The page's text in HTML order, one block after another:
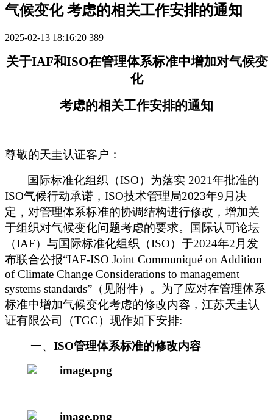
气候变化 考虑的相关工作安排的通知
2025-02-13 18:16:20 389
关于IAF和ISO在管理体系标准中增加对气候变
化
考虑的相关工作安排的通知
尊敬的天圭认证客户 ：
国际标准化组织（ISO）为落实 2021年批准的
ISO气候行动承诺，ISO技术管理局2023年9月决
定，对管理体系标准的协调结构进行修改，增加关
于组织对气候变化问题考虑的要求。国际认可论坛
（IAF）与国际标准化组织（ISO）于2024年2月发
布联合公报“IAF-ISO Joint Communiqué on Addition
of Climate Change Considerations to management
systems standards”（ 见附件）。为了应对在管理体系
标准中增加气候变化考虑的修改内容，江苏天圭认
证有限公司（TGC）现作如下安排:
一、 ISO管理体系标准的修改内容